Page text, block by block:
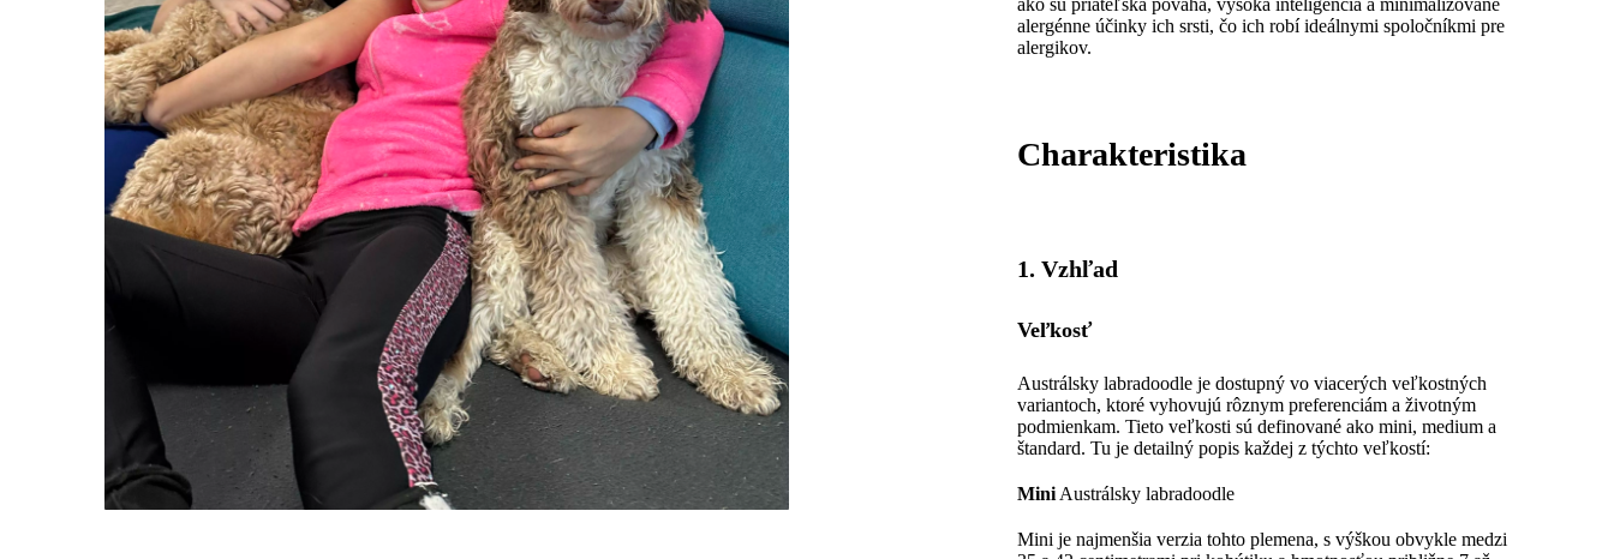
ako sú priateľská povaha, vysoká inteligencia a minimalizované
alergénne účinky ich srsti, čo ich robí ideálnymi spoločníkmi pre
alergikov.
Charakteristika
1. Vzhľad
Veľkosť
Austrálsky labradoodle je dostupný vo viacerých veľkostných
variantoch, ktoré vyhovujú rôznym preferenciám a životným
podmienkam. Tieto veľkosti sú definované ako mini, medium a
štandard. Tu je detailný popis každej z týchto veľkostí:
Mini Austrálsky labradoodle
Mini je najmenšia verzia tohto plemena, s výškou obvykle medzi